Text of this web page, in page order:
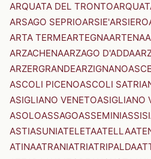
ARQUATA DEL TRONTO
ARSAGO SEPRIOARSIE'ARSIERO
ARTA TERMEARTEGNAARTENA
ARZACHENAARZAGO D'ADDA
ARZERGRANDEARZIGNANO
ASCOLI PICENOASCOLI
ASIGLIANO VENETOASIGLIANO
ASOLOASSAGOASSEMINIASSISI
ASTIASUNIATELETAATELLA
ATINAATRANIATRIATRIPALDA